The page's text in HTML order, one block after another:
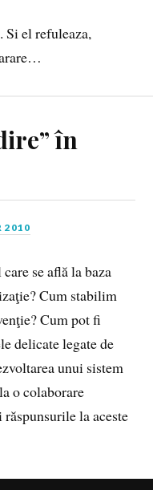
el refuleaza,
în
2010
se află la baza
Cum stabilim
Cum pot fi
delicate legate de
unui sistem
o colaborare
la aceste